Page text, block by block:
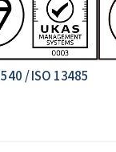
/ ISO 13485